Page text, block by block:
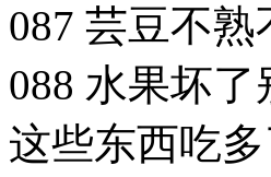
087 芸豆不熟
088 水果坏了
这些东西吃